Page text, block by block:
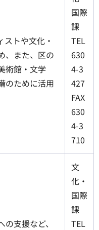
トや文化・
、また、区の
術館・文学
のために活用
国際
課
TEL
630
4-3
427
FAX
630
4-3
710
支援など、
文
化・
国際
課
TEL